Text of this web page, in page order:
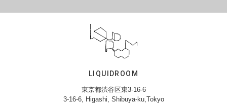
LIQUIDROOM
東京都渋谷区東3-16-6
3-16-6, Higashi, Shibuya-ku,Tokyo